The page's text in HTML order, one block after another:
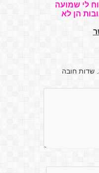
לי שמועה
הן לא
שדות חובה